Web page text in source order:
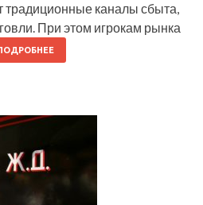
традиционные каналы сбыта,
При этом игрокам рынка